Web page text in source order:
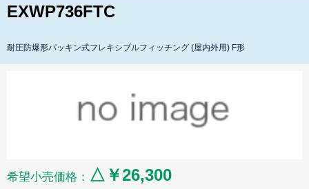
EXWP736FTC
耐圧防爆形パッキン式フレキシブルフィッチング (屋内外用) F形
希望小売価格： △￥26,300